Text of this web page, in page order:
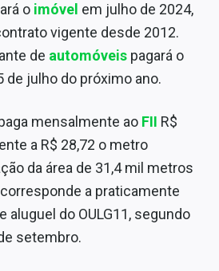
o imóvel em julho de 2024,
vigente desde 2012.
de automóveis pagará o
de julho do próximo ano.
mensalmente ao FII R$
a R$ 28,72 o metro
da área de 31,4 mil metros
a praticamente
aluguel do OULG11, segundo
setembro.